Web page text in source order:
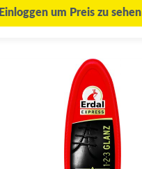
Einloggen um Preis zu sehen